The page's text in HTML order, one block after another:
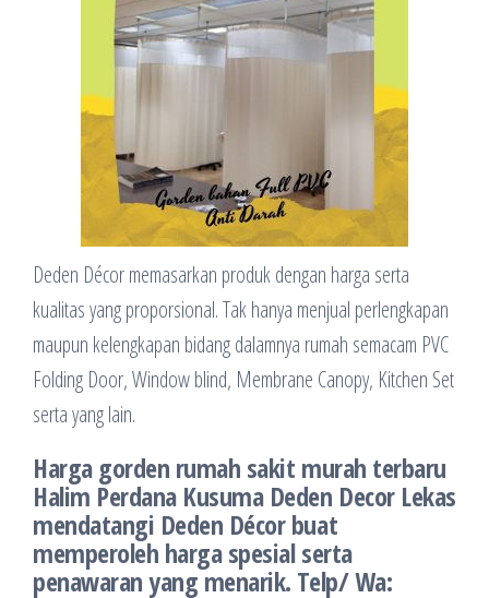
Deden Décor memasarkan produk dengan harga serta
kualitas yang proporsional. Tak hanya menjual perlengkapan
maupun kelengkapan bidang dalamnya rumah semacam PVC
Folding Door, Window blind, Membrane Canopy, Kitchen Set
serta yang lain.
Harga gorden rumah sakit murah terbaru
Halim Perdana Kusuma Deden Decor Lekas
mendatangi Deden Décor buat
memperoleh harga spesial serta
penawaran yang menarik. Telp/ Wa: